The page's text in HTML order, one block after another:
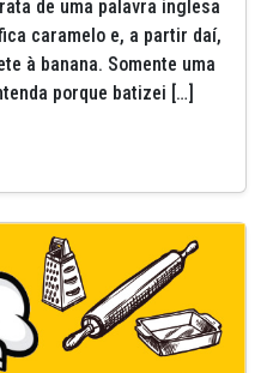
de uma palavra inglesa
caramelo e, a partir daí,
à banana. Somente uma
porque batizei […]